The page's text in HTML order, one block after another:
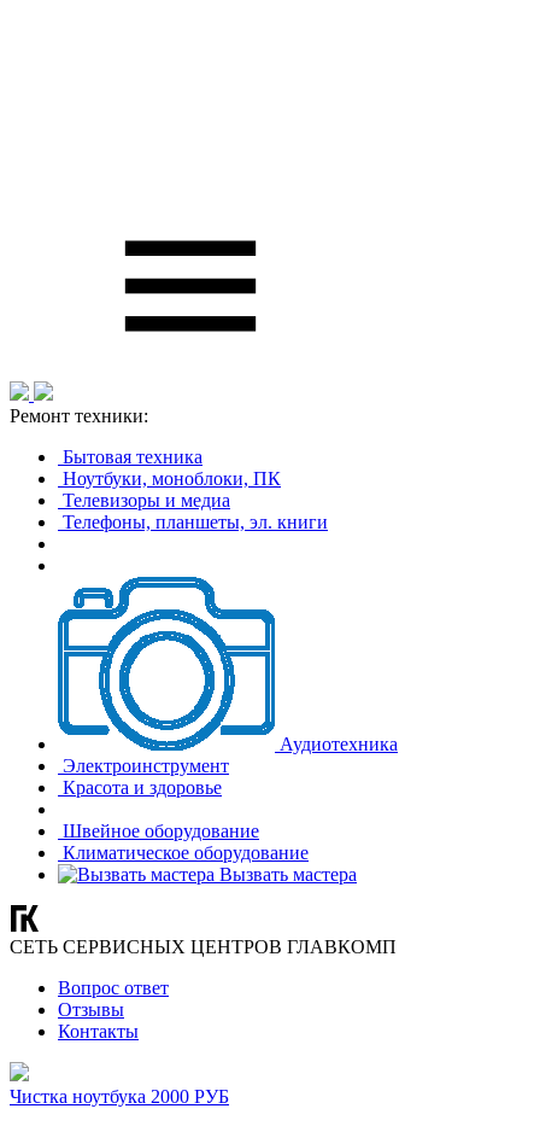
Ремонт техники:
Бытовая техника
Ноутбуки, моноблоки, ПК
Телевизоры и медиа
Телефоны, планшеты, эл. книги
Аудиотехника
Электроинструмент
Красота и здоровье
Швейное оборудование
Климатическое оборудование
Вызвать мастера
СЕТЬ СЕРВИСНЫХ ЦЕНТРОВ ГЛАВКОМП
Вопрос ответ
Отзывы
Контакты
Чистка ноутбука 2000 РУБ